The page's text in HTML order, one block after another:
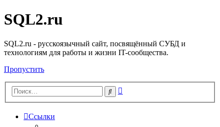
SQL2.ru
SQL2.ru - русскоязычный сайт, посвящённый СУБД и
технологиям для работы и жизни IT-сообщества.
Пропустить
Поиск
Ссылки